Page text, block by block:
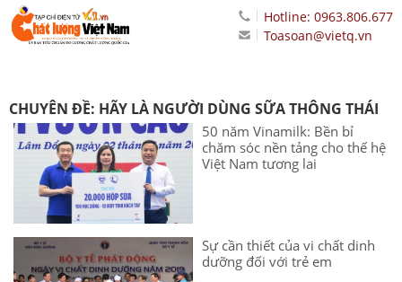
Hotline: 0963.806.677
Toasoan@vietq.vn
CHUYÊN ĐỀ: HÃY LÀ NGƯỜI DÙNG SỮA THÔNG THÁI
50 năm Vinamilk: Bền bỉ
chăm sóc nền tảng cho thế hệ
Việt Nam tương lai
Sự cần thiết của vi chất dinh
dưỡng đối với trẻ em